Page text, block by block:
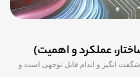
عملکرد و اهمیت)
انگیز و اندام قابل توجهی است و